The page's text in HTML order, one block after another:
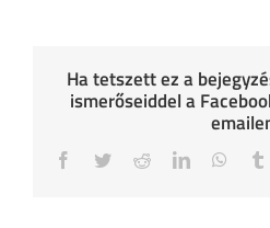
Ha tetszett ez a
ismerőseiddel a
Facebook
TwitterRedditLinkedIn